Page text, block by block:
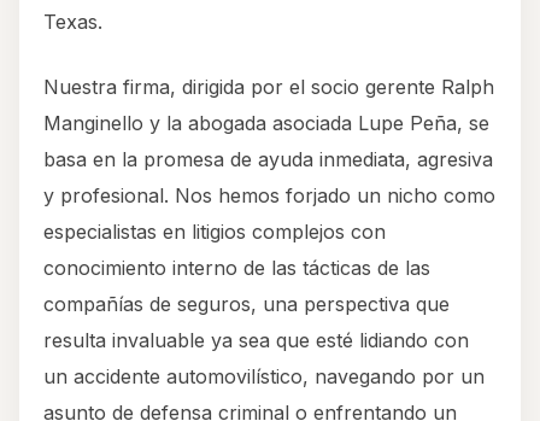
Texas.
Nuestra firma, dirigida por el socio gerente Ralph
Manginello y la abogada asociada Lupe Peña, se
basa en la promesa de ayuda inmediata, agresiva
y profesional. Nos hemos forjado un nicho como
especialistas en litigios complejos con
conocimiento interno de las tácticas de las
compañías de seguros, una perspectiva que
resulta invaluable ya sea que esté lidiando con
un accidente automovilístico, navegando por un
asunto de defensa criminal o enfrentando un